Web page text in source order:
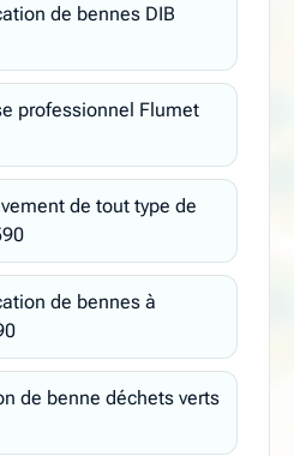
de bennes DIB
professionnel Flumet
de tout type de
de bennes à
de benne déchets verts